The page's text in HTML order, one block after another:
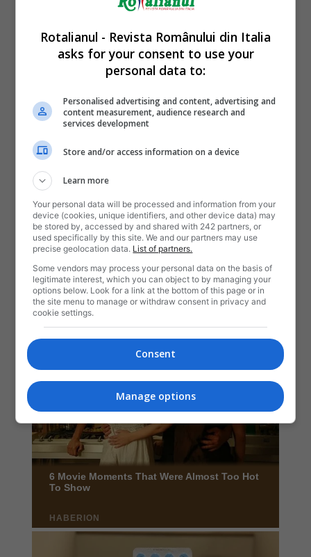
Rotalianul - Revista Românului din Italia
asks for your consent to use your
personal data to:
Personalised advertising and content, advertising and
content measurement, audience research and
services development
Store and/or access information on a device
Learn more
Your personal data will be processed and information from your
device (cookies, unique identifiers, and other device data) may
be stored by, accessed by and shared with 242 partners, or
used specifically by this site. We and our partners may use
precise geolocation data. List of partners.
Some vendors may process your personal data on the basis of
legitimate interest, which you can object to by managing your
options below. Look for a link at the bottom of this page or in
the site menu to manage or withdraw consent in privacy and
cookie settings.
Consent
Manage options